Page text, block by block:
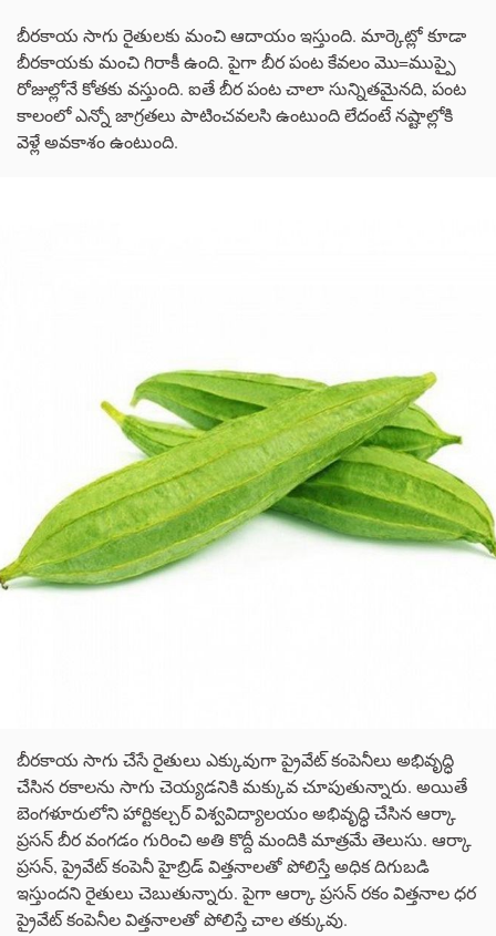
బీరకాయ సాగు రైతులకు మంచి ఆదాయం ఇస్తుంది. మార్కెట్లో కూడా
బీరకాయకు మంచి గిరాకీ ఉంది. పైగా బీర పంట కేవలం మొ=ముప్పై
రోజుల్లోనే కోతకు వస్తుంది. ఐతే బీర పంట చాలా సున్నితమైనది, పంట
కాలంలో ఎన్నో జాగ్రతలు పాటించవలసి ఉంటుంది లేదంటే నష్టాల్లోకి
వెళ్లే అవకాశం ఉంటుంది.
బీరకాయ సాగు చేసే రైతులు ఎక్కువుగా ప్రైవేట్ కంపెనీలు అభివృద్ధి
చేసిన రకాలను సాగు చెయ్యడనికి మక్కువ చూపుతున్నారు. అయితే
బెంగళూరులోని హార్టికల్చర్ విశ్వవిద్యాలయం అభివృద్ధి చేసిన ఆర్కా
ప్రసన్ బీర వంగడం గురించి అతి కొద్దీ మందికి మాత్రమే తెలుసు. ఆర్కా
ప్రసన్, ప్రైవేట్ కంపెనీ హైబ్రిడ్ విత్తనాలతో పోలిస్తే అధిక దిగుబడి
ఇస్తుందని రైతులు చెబుతున్నారు. పైగా ఆర్కా ప్రసన్ రకం విత్తనాల ధర
ప్రైవేట్ కంపెనీల విత్తనాలతో పోలిస్తే చాల తక్కువు.